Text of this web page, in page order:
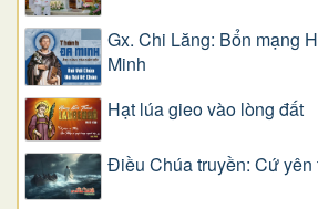
Gx. Chi Lăng: Bổn mạng
Minh
Hạt lúa gieo vào lòng đất
Điều Chúa truyền: Cứ yên